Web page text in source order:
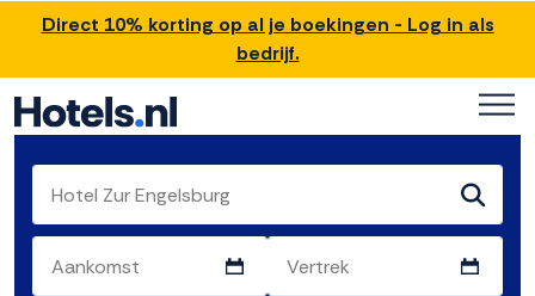
Direct 10% korting op al je boekingen - Log in als
bedrijf.